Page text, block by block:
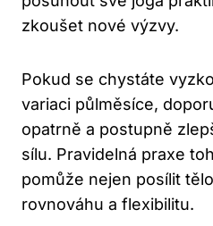
zkoušet nové výzvy.
Pokud se chystáte
variaci půlměsíce,
opatrně a postupně
sílu. Pravidelná praxe
pomůže nejen posílit
rovnováhu a flexibilitu.